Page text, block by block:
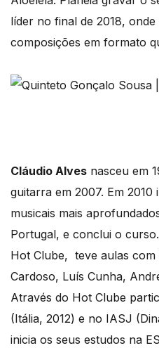
líder no final de 2018,
composições em formato
Cláudio Alves nasceu em
guitarra em 2007. Em 2010
musicais mais
Portugal, e conclui o
Hot Clube, teve aulas com
Cardoso, Luís Cunha,
Através do Hot Clube
(Itália, 2012) e no IASJ
inicia os seus estudos na